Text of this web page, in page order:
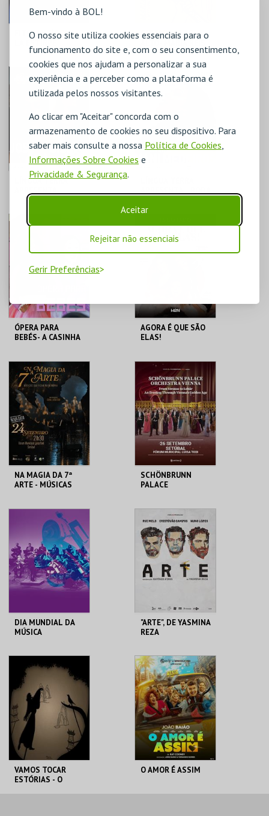
Bem-vindo à BOL!
O nosso site utiliza cookies essenciais para o
funcionamento do site e, com o seu consentimento,
cookies que nos ajudam a personalizar a sua
experiência e a perceber como a plataforma é
utilizada pelos nossos visitantes.
Ao clicar em "Aceitar" concorda com o
armazenamento de cookies no seu dispositivo. Para
saber mais consulte a nossa Política de Cookies,
Informações Sobre Cookies e
Privacidade & Segurança.
Aceitar
Rejeitar não essenciais
Gerir Preferências
FITS- ANTÍGONA,
FÓRUM LUÍSA TODI
COMPRAR
GUITARRAS AO
ALTO- MARIA REIS
COMPRAR
LÍNGUA TERRA
GISELA JOÃO,
FÓRUM LUÍSA TODI
NANI MEDEIROS
ÓPERA PARA
BEBÉS- A CASINHA
FÓRUM LUÍSA TODI
MAIS INFO
COMPRAR
AGORA É QUE SÃO
ELAS!
FÓRUM LUÍSA TODI
MAIS INFO
NA MAGIA DA 7ª
ARTE - MÚSICAS
FÓRUM LUÍSA TODI
MAIS INFO
COMPRAR
SCHÖNBRUNN
PALACE
STRAUSS TO
LÉHAR
FÓRUM LUÍSA TODI
MAIS INFO
COMPRAR
DIA MUNDIAL DA
MÚSICA
FÓRUM LUÍSA TODI
MAIS INFO
COMPRAR
"ARTE", DE YASMINA
REZA
FÓRUM LUÍSA TODI
MAIS INFO
COMPRAR
VAMOS TOCAR
ESTÓRIAS - O
O AMOR É ASSIM